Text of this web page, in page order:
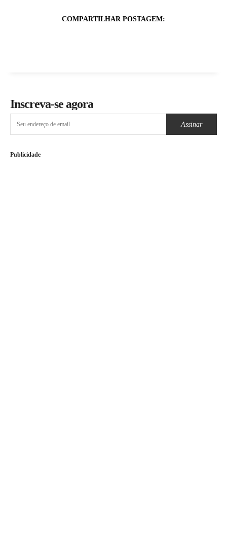
COMPARTILHAR POSTAGEM:
Inscreva-se agora
Assinar
Publicidade